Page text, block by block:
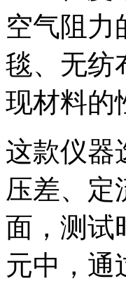
空气阻力
毯、无纺
现材料的
这款仪器
压差、定
面，测试
元中，通